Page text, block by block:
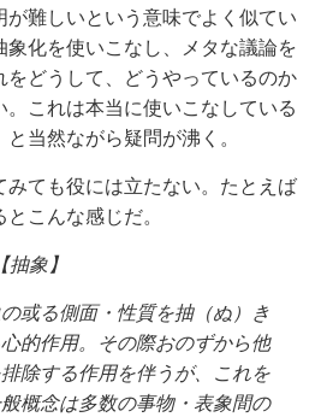
が難しいという意味でよく似てい
象化を使いこなし、メタな議論を
をどうして、どうやっているのか
。これは本当に使いこなしている
当然ながら疑問が沸く。
ても役には立たない。たとえば
こんな感じだ。
象】
或る側面・性質を抽（ぬ）き
的作用。その際おのずから他
除する作用を伴うが、これを
概念は多数の事物・表象間の